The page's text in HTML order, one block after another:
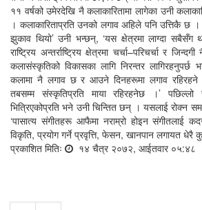
११ वर्षको उमेरदेखि नै कलाकारितामा लागेका उनी
। कलाकारिताप्रति उनको लगाव अहिले पनि उत्तिकै छ
झुकाव थियो’ उनी भन्छन्, ‘यस क्षेत्रमा लाग्दा सबैसँग
राष्ट्रिय अन्तर्राष्ट्रिय क्षेत्रमा चर्चा–परिचर्चा र
कलासंस्कृतिको विकासका लागि निरन्तर लागिरहनुपर्छ
कलामा नै लगाव छ र आउने दिनहरूमा लगाव
तबसम्म संस्कृतिप्रति माया रहिरहनेछ ।’ पछिल्लो
भित्रिएकोप्रति भने उनी चिन्तित छन् । यसलाई रोक्न
‘पासात्य संगीतहरू आफैमा नराम्रो होइन संगीतलाई
विकृति, प्रयोग गर्ने प्रवृत्ति, फेसन, खानपान लगायत
प्रकाशित मितिः
१४ चैत्र २०७२, आईतवार ०५:४८